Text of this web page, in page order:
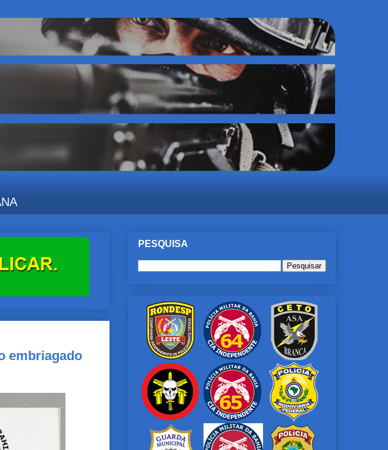
embriagado
PESQUISA